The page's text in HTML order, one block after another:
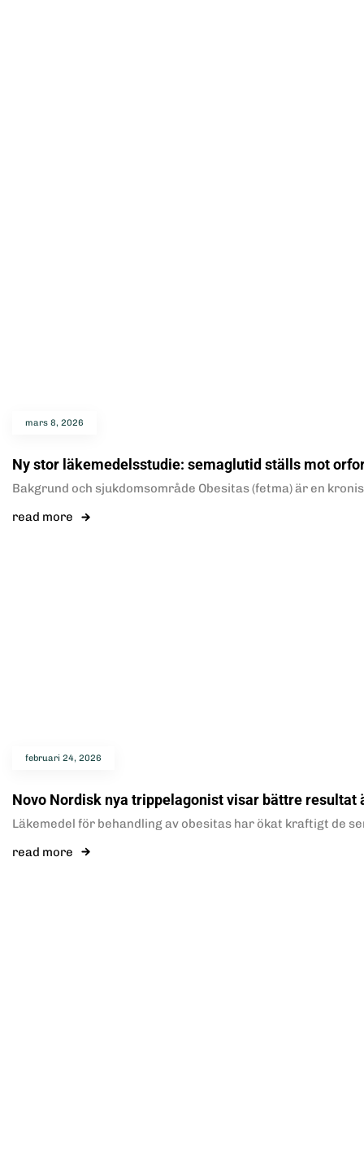
mars 8, 2026
Ny stor läkemedelsstudie: semaglutid ställs mot
Bakgrund och sjukdomsområde Obesitas (fetma) är en
read more
februari 24, 2026
Novo Nordisk nya trippelagonist visar bättre resultat
Läkemedel för behandling av obesitas har ökat kraftigt de
read more